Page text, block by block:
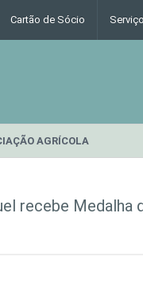
Cartão de Sócio
AGRÍCOLA
recebe Medalha